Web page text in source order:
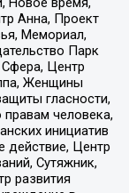
Анна, Проект
Мемориал,
Парк
Центр
Женщины
гласности,
человека,
инициатив
действие, Центр
Сутяжник,
развития